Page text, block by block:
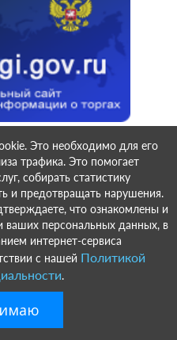
Это необходимо для его
трафика. Это помогает
собирать статистику
и предотвращать нарушения.
что ознакомлены и
ваших персональных данных, в
интернет-сервиса
с нашей Политикой
.